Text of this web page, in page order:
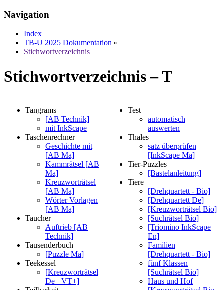
Navigation
Index
TB-U 2025 Dokumentation »
Stichwortverzeichnis
Stichwortverzeichnis – T
Tangrams
[AB Technik]
mit InkScape
Taschenrechner
Geschichte mit
[AB Ma]
Kammrätsel [AB
Ma]
Kreuzworträtsel
[AB Ma]
Wörter Vorlagen
[AB Ma]
Taucher
Auftrieb [AB
Technik]
Tausenderbuch
[Puzzle Ma]
Teekessel
[Kreuzworträtsel
De +VT+]
Test
automatisch
auswerten
Thales
satz überprüfen
[InkScape Ma]
Tier-Puzzles
[Bastelanleitung]
Tiere
[Drehquartett - Bio]
[Drehquartett De]
[Kreuzworträtsel Bio]
[Suchrätsel Bio]
[Triomino InkScape
En]
Familien
[Drehquartett - Bio]
fünf Klassen
[Suchrätsel Bio]
Haus und Hof